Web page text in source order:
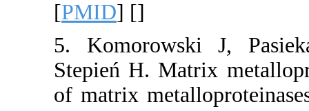
5.
Stepień H.
of matrix